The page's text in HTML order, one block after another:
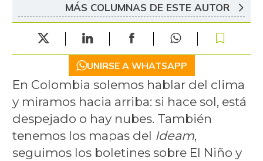
MÁS COLUMNAS DE ESTE AUTOR
UNIRSE A WHATSAPP
En Colombia solemos hablar del clima
y miramos hacia arriba: si hace sol, está
despejado o hay nubes. También
tenemos los mapas del Ideam,
seguimos los boletines sobre El Niño y